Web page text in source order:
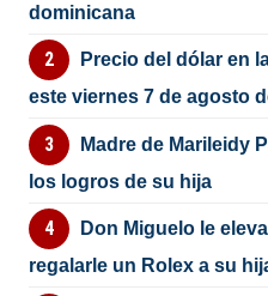
dominicana
Precio del dólar en
este viernes 7 de agosto
Madre de Marileidy
los logros de su hija
Don Miguelo le
regalarle un Rolex a su